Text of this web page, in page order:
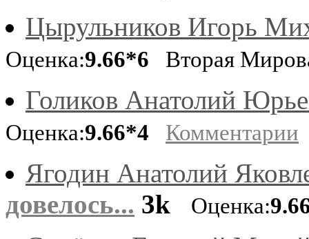
Цырульников Игорь
Оценка:9.66*6 Вторая
Голиков Анатолий
Оценка:9.66*4 Комментарии
Ягодин Анатолий
довелось... 3k Оценка: